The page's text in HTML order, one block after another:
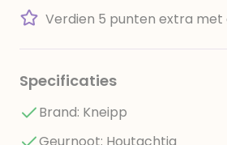
Verdien 5 punten extra met
Specificaties
Brand: Kneipp